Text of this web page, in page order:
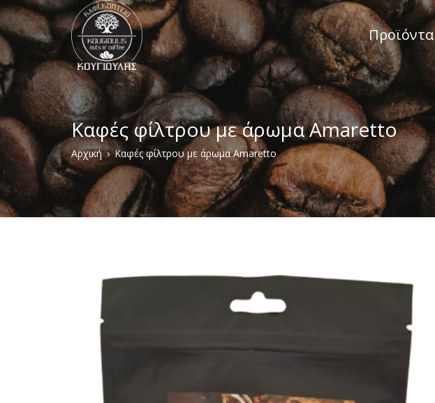
Παράκαμψη
προς
το
κυρίως
περιεχόμενο
Προϊόντα
Καφές φίλτρου με άρωμα Amaretto
Breadcrumb
Αρχική Καφές φίλτρου με άρωμα Amaretto